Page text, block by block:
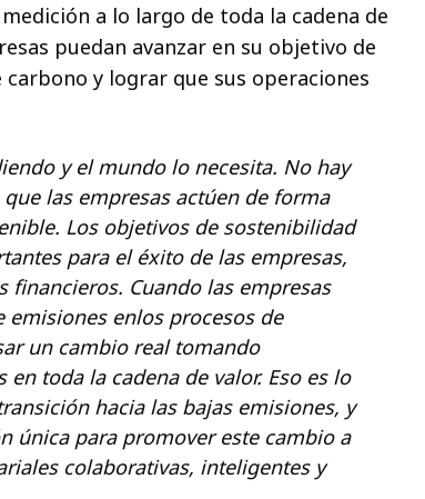
a lo largo de toda la cadena de
puedan avanzar en su objetivo de
y lograr que sus operaciones
y el mundo lo necesita. No hay
las empresas actúen de forma
Los objetivos de sostenibilidad
para el éxito de las empresas,
financieros. Cuando las empresas
enlos procesos de
un cambio real tomando
en toda la cadena de valor. Eso es lo
hacia las bajas emisiones, y
única para promover este cambio a
colaborativas, inteligentes y